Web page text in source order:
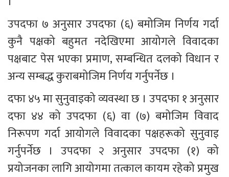
उपदफा ७ अनुसार उपदफा (६) बमोजिम निर्णय गर्दा
कुनै पक्षको बहुमत नदेखिएमा आयोगले विवादका
पक्षबाट पेस भएका प्रमाण, सम्बन्धित दलको विधान र
अन्य सम्बद्ध कुराबमोजिम निर्णय गर्नुपर्नेछ ।
दफा ४५ मा सुनुवाइको व्यवस्था छ । उपदफा १ अनुसार
दफा ४४ को उपदफा (६) वा (७) बमोजिम विवाद
निरूपण गर्दा आयोगले विवादका पक्षहरूको सुनुवाइ
गर्नुपर्नेछ । उपदफा २ अनुसार उपदफा (१) को
प्रयोजनका लागि आयोगमा तत्काल कायम रहेको प्रमुख